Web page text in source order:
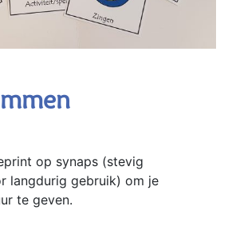
op synaps (stevig
langdurig gebruik) om je
te geven.